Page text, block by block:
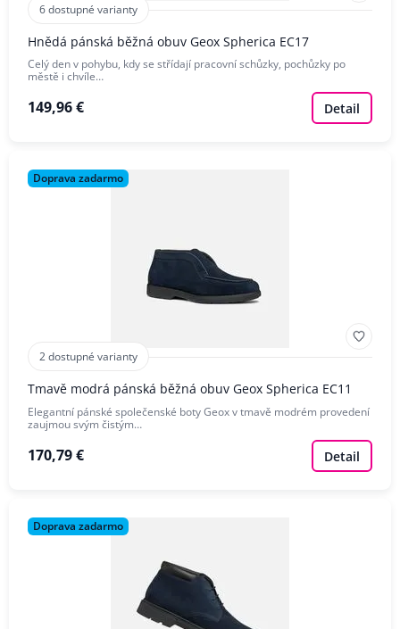
6 dostupné varianty
Hnědá pánská běžná obuv Geox Spherica EC17
Celý den v pohybu, kdy se střídají pracovní schůzky, pochůzky po
městě i chvíle…
149,96 € Detail
Doprava zadarmo
2 dostupné varianty
Tmavě modrá pánská běžná obuv Geox Spherica EC11
Elegantní pánské společenské boty Geox v tmavě modrém provedení
zaujmou svým čistým…
170,79 € Detail
Doprava zadarmo